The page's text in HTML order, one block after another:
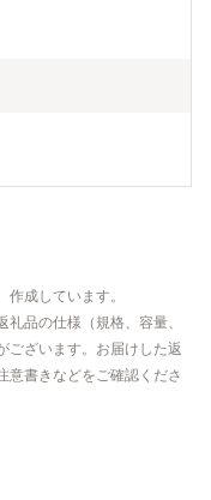
成しています。
品の仕様（規格、容量、
ございます。お届けした返
意書きなどをご確認くださ